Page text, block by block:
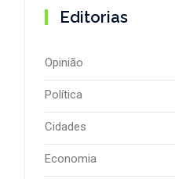
Editorias
Opinião
Política
Cidades
Economia